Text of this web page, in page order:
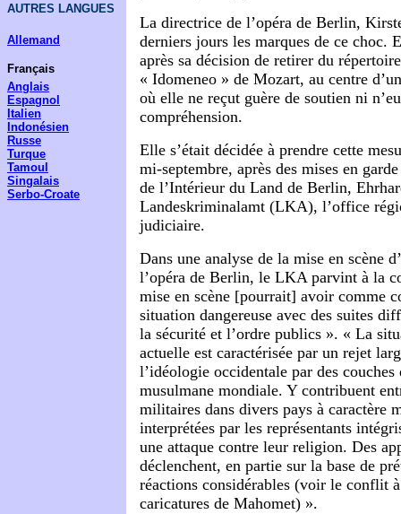
AUTRES LANGUES
Allemand
Français
Anglais
Espagnol
Italien
Indonésien
Russe
Turque
Tamoul
Singalais
Serbo-Croate
La directrice de l’opéra de Berlin,
derniers jours les marques de ce choc.
après sa décision de retirer du
« Idomeneo » de Mozart, au centre
où elle ne reçut guère de soutien ni
compréhension.
Elle s’était décidée à prendre cette
mi-septembre, après des mises en
de l’Intérieur du Land de Berlin,
Landeskriminalamt (LKA), l’office
judiciaire.
Dans une analyse de la mise en scène
l’opéra de Berlin, le LKA parvint à la
mise en scène [pourrait] avoir comme
situation dangereuse avec des suites
la sécurité et l’ordre publics ». « La
actuelle est caractérisée par un rejet
l’idéologie occidentale par des
musulmane mondiale. Y contribuent
militaires dans divers pays à caractère
interprétées par les représentants
une attaque contre leur religion. Des
déclenchent, en partie sur la base de
réactions considérables (voir le conflit
caricatures de Mahomet) ».